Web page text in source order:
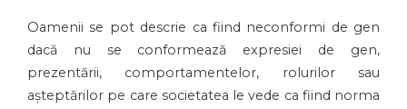
Oamenii se pot descrie ca fiind neconformi de gen
dacă nu se conformează expresiei de gen,
prezentării, comportamentelor, rolurilor sau
așteptărilor pe care societatea le vede ca fiind norma